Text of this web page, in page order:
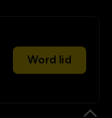
Word lid